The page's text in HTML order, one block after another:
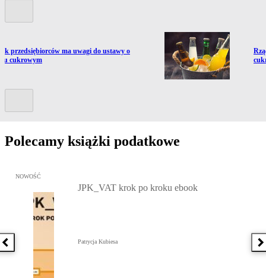
do artykułu:
przedsiębiorców ma uwagi do ustawy o
cukrowym
Polecamy książki podatkowe
Poprzednia książka
Przejdź do: JPK_VAT krok po kroku ebook, Patrycja Kubiesa -
NOWOŚĆ
JPK_VAT krok po kroku ebook
Patrycja Kubiesa